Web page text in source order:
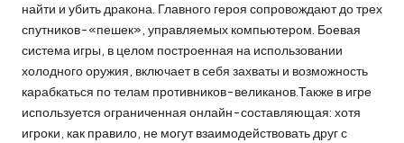
найти и убить дракона. Главного героя сопровождают до трех
спутников-«пешек», управляемых компьютером. Боевая
система игры, в целом построенная на использовании
холодного оружия, включает в себя захваты и возможность
карабкаться по телам противников-великанов.Также в игре
используется ограниченная онлайн-составляющая: хотя
игроки, как правило, не могут взаимодействовать друг с